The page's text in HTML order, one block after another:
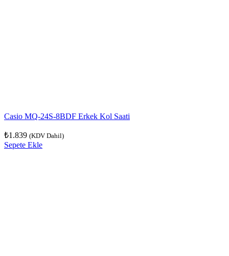
Casio MQ-24S-8BDF Erkek Kol Saati
₺1.839 (KDV Dahil)
Sepete Ekle